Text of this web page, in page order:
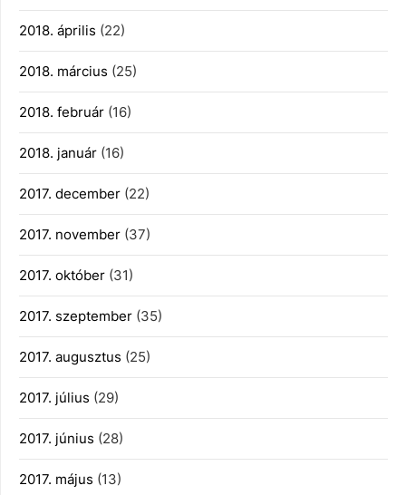
2018. április (22)
2018. március (25)
2018. február (16)
2018. január (16)
2017. december (22)
2017. november (37)
2017. október (31)
2017. szeptember (35)
2017. augusztus (25)
2017. július (29)
2017. június (28)
2017. május (13)